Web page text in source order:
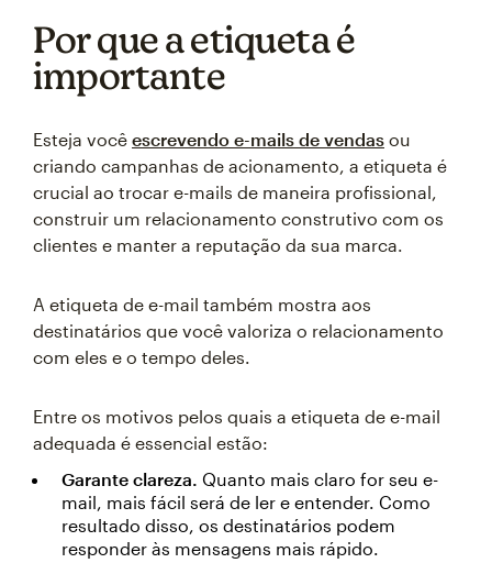
Por que a etiqueta é
importante
Esteja você escrevendo e-mails de vendas ou
criando campanhas de acionamento, a etiqueta é
crucial ao trocar e-mails de maneira profissional,
construir um relacionamento construtivo com os
clientes e manter a reputação da sua marca.
A etiqueta de e-mail também mostra aos
destinatários que você valoriza o relacionamento
com eles e o tempo deles.
Entre os motivos pelos quais a etiqueta de e-mail
adequada é essencial estão:
Garante clareza. Quanto mais claro for seu e-
mail, mais fácil será de ler e entender. Como
resultado disso, os destinatários podem
responder às mensagens mais rápido.